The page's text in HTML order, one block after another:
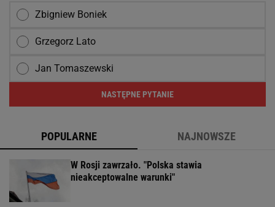
Zbigniew Boniek
Grzegorz Lato
Jan Tomaszewski
NASTĘPNE PYTANIE
POPULARNE NAJNOWSZE
W Rosji zawrzało. "Polska stawia
nieakceptowalne warunki"